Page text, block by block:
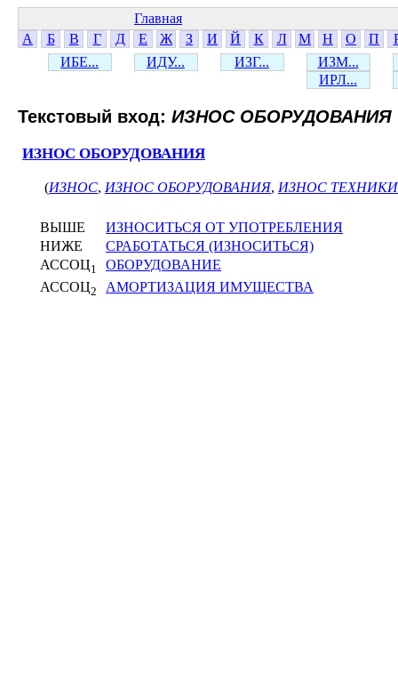
Главная
А
Б В Г Д Е Ж З И Й К Л М Н О П
ИБЕ...
ИДУ... ИЗГ...
ИЗМ...
ИРЛ...
Текстовый вход: ИЗНОС ОБОРУДОВАНИЯ
ИЗНОС ОБОРУДОВАНИЯ
(ИЗНОС, ИЗНОС ОБОРУДОВАНИЯ, ИЗНОС ТЕХНИКИ
ВЫШЕ
ИЗНОСИТЬСЯ ОТ УПОТРЕБЛЕНИЯ
НИЖЕ
СРАБОТАТЬСЯ (ИЗНОСИТЬСЯ)
АССОЦ1
ОБОРУДОВАНИЕ
АССОЦ2 АМОРТИЗАЦИЯ ИМУЩЕСТВА